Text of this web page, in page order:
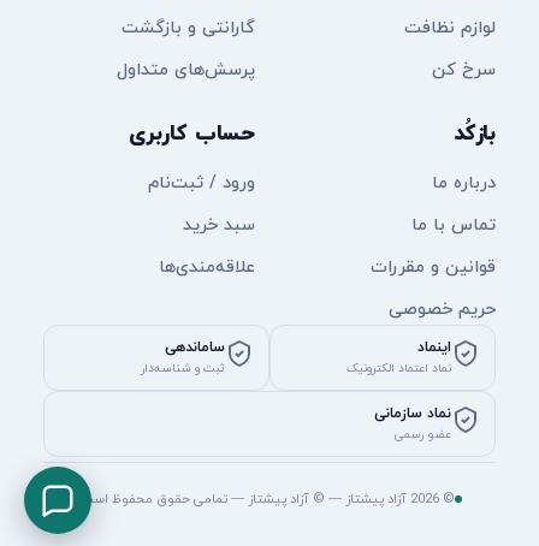
لوازم نظافت
سرخ کن
گارانتی و بازگشت
پرسش‌های متداول
بازکُد
درباره ما
تماس با ما
قوانین و مقررات
حریم خصوصی
حساب کاربری
ورود / ثبت‌نام
سبد خرید
علاقه‌مندی‌ها
اینماد
نماد اعتماد الکترونیک
ساماندهی
ثبت و شناسه‌دار
نماد سازمانی
عضو رسمی
© 2026 آزاد پیشتاز — © آزاد پیشتاز — تمامی حقوق محفوظ است.